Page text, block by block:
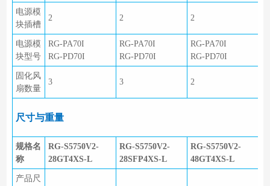
电源模
块插槽
2 2 2
电源模
块型号
RG-PA70I
RG-PD70I
RG-PA70I
RG-PD70I
RG-PA70I
RG-PD70I
固化风
扇数量
3 3 2
尺寸与重量
规格名
称
RG-S5750V2-
28GT4XS-L
RG-S5750V2-
28SFP4XS-L
RG-S5750V2-
48GT4XS-L
产品尺